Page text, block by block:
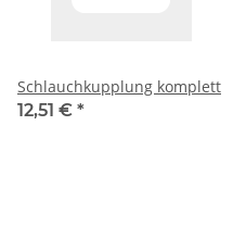
Schlauchkupplung komplett
12,51 € *